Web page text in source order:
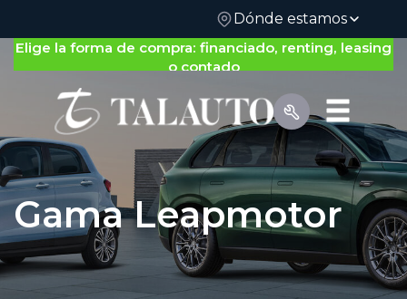
Dónde estamos
Elige la forma de compra: financiado, renting, leasing
o contado
Por Tipo de Vehículo
Gama Leapmotor